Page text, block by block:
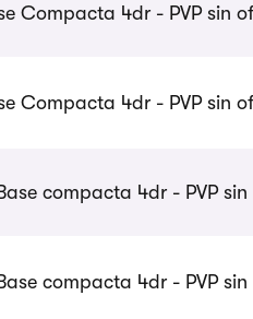
Compacta 4dr - PVP sin
Compacta 4dr - PVP sin
compacta 4dr - PVP
compacta 4dr - PVP